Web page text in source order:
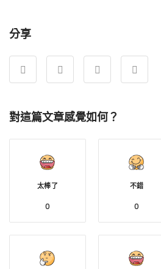
分享
對這篇文章感覺如何？
太棒了
0
不錯
0